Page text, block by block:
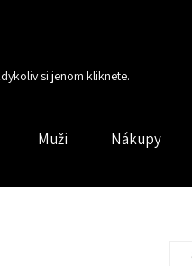
si jenom kliknete.
Muži Nákupy